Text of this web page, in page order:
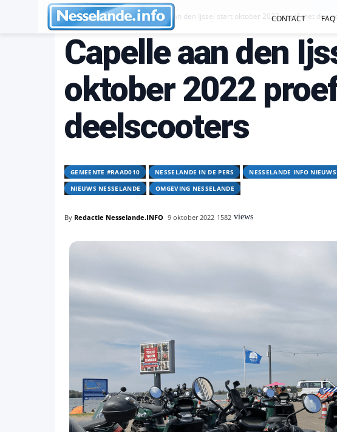
CONTACT FAQ
Gemeente #raad010 Capelle aan den Ijssel start oktober 2022 proef met
Capelle aan den
oktober 2022
deelscooters
GEMEENTE #RAAD010 NESSELANDE IN DE PERS
NESSELANDE INFO
NIEUWS NESSELANDE
OMGEVING NESSELANDE
By Redactie Nesselande.INFO 9 oktober 2022 1582 views